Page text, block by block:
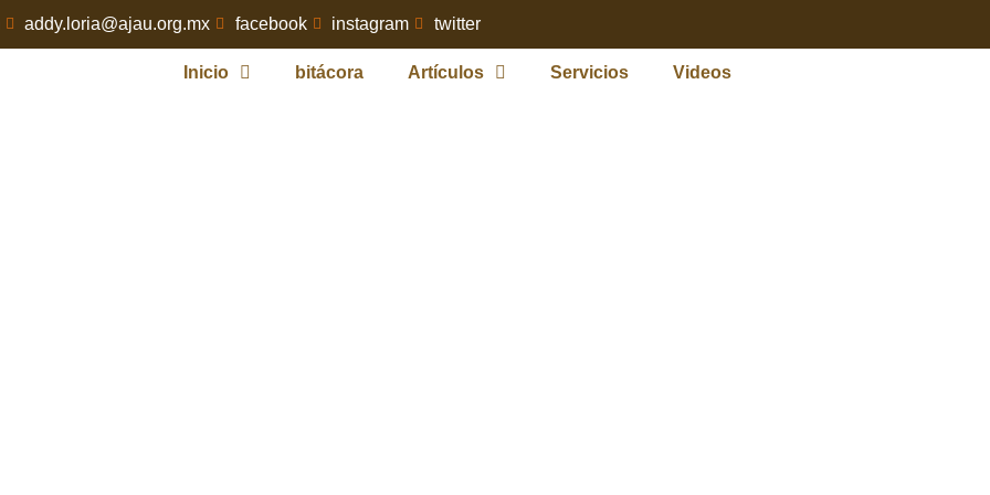
addy.loria@ajau.org.mx facebook instagram twitter
Inicio bitácora Artículos Servicios Videos